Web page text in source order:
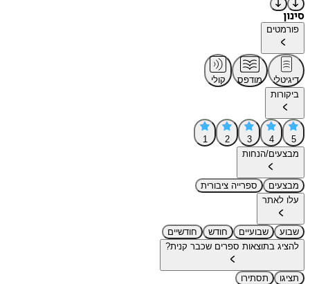
סינון
פורמטים
דיגיטלי מודפס
קולי
ביקורות
5
4
3
2
1
מבצעים/הנחות
מבצעים
ספרייה ציבורית
עלו לאתר
שבוע שבועיים חודש
חודשיים
להציג בתוצאות ספרים שכבר קנית?
תציגו
תסתירו